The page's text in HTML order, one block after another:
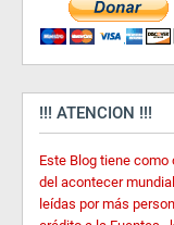
!!! ATENCION !!!
Este Blog tiene
del acontecer
leídas por más